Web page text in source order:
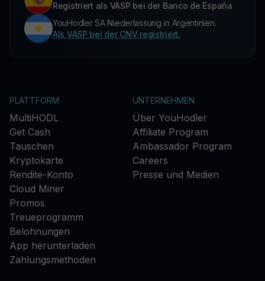
Registriert als VASP bei der Banco de España
YouHodler SA Niederlassung in Argentinien.
Als VASP bei der CNV registriert.
PLATTFORM
MultiHODL
Get Cash
Tauschen
Kryptokarte
Rendite-Konto
Cloud Miner
Promos
Treueprogramm
Belohnungen
App herunterladen
Zahlungsmethoden
UNTERNEHMEN
Über YouHodler
Affiliate Program
Ambassador Program
Careers
Presse und Medien